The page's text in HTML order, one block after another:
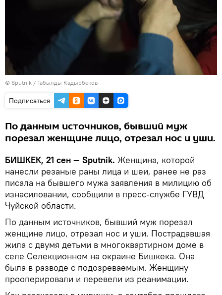
© Sputnik / Табылды Кадырбеков
Подписаться
По данным источников, бывший муж
порезал женщине лицо, отрезал нос и уши.
БИШКЕК, 21 сен — Sputnik. Женщина, которой
нанесли резаные раны лица и шеи, ранее не раз
писала на бывшего мужа заявления в милицию об
изнасиловании, сообщили в пресс-службе ГУВД
Чуйской области.
По данным источников, бывший муж порезал
женщине лицо, отрезал нос и уши. Пострадавшая
жила с двумя детьми в многоквартирном доме в
селе Селекционном на окраине Бишкека. Она
была в разводе с подозреваемым. Женщину
прооперировали и перевели из реанимации.